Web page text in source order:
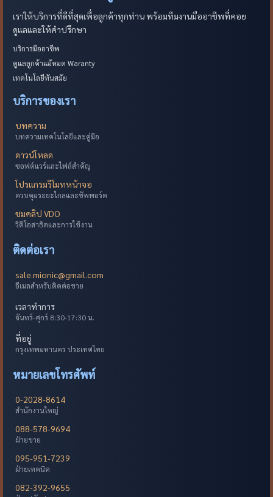
เราให้บริการที่ดีที่สุดเพื่อลูกค้าทุกท่าน พร้อมทีมงานมืออาชีพที่คอย
ดูแลและให้คำปรึกษา
บริการมืออาชีพ
ดูแลลูกค้าแม้หมด Waranty
เทคโนโลยีทันสมัย
บริการของเรา
บทความ
บทความเทคโนโลยีและคู่มือ
ดาวน์โหลด
ซอฟต์แวร์และไฟล์สำคัญ
โปรแกรมรีโมทหน้าจอ
ควบคุมระยะไกลและซัพพอร์ต
ชมคลิป VDO
วิดีโอสาธิตและการใช้งาน
ติดต่อเรา
sale.mionic@gmail.com
อีเมลสำหรับติดต่อขาย
เวลาทำการ
จันทร์-ศุกร์ 8:30-17:30 น.
ที่อยู่
กรุงเทพมหานคร ประเทศไทย
หมายเลขโทรศัพท์
0-2028-8614
สำนักงานใหญ่
088-578-9694
ฝ่ายขาย
095-951-7239
ฝ่ายเทคนิค
082-392-9655